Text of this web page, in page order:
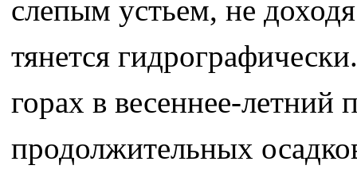
слепым устьем, не
тянется
горах в весеннее-летний
продолжительных